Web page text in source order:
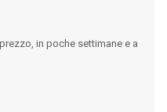
in poche settimane e a